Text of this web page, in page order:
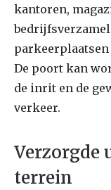
kantoren,
De poort kan
de inrit en de
verkeer.
Verzorgde
terrein